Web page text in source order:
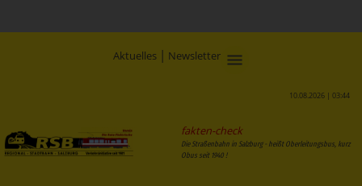
Aktuelles | Newsletter
10.08.2026 | 03:44
fakten-check
Die Straßenbahn in Salzburg - heißt Oberleitungsbus, kurz
Obus seit 1940 !